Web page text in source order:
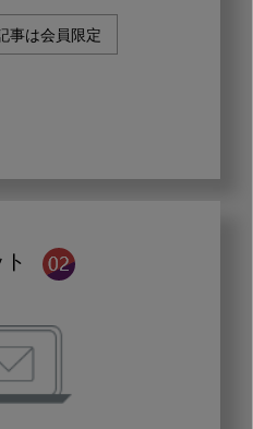
事は会員限定